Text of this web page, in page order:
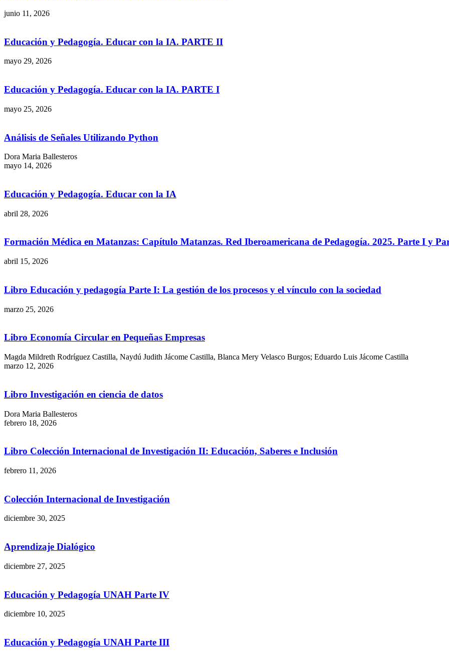
junio 11, 2026
Educación y Pedagogía. Educar con la IA. PARTE II
mayo 29, 2026
Educación y Pedagogía. Educar con la IA. PARTE I
mayo 25, 2026
Análisis de Señales Utilizando Python
Dora Maria Ballesteros
mayo 14, 2026
Educación y Pedagogía. Educar con la IA
abril 28, 2026
Formación Médica en Matanzas: Capítulo Matanzas. Red Iberoamericana de Pedagogía. 2025. Parte I y
abril 15, 2026
Libro Educación y pedagogía Parte I: La gestión de los procesos y el vínculo con la sociedad
marzo 25, 2026
Libro Economía Circular en Pequeñas Empresas
Magda Mildreth Rodríguez Castilla, Naydú Judith Jácome Castilla, Blanca Mery Velasco Burgos; Eduardo Luis Jácome Castilla
marzo 12, 2026
Libro Investigación en ciencia de datos
Dora Maria Ballesteros
febrero 18, 2026
Libro Colección Internacional de Investigación II: Educación, Saberes e Inclusión
febrero 11, 2026
Colección Internacional de Investigación
diciembre 30, 2025
Aprendizaje Dialógico
diciembre 27, 2025
Educación y Pedagogía UNAH Parte IV
diciembre 10, 2025
Educación y Pedagogía UNAH Parte III